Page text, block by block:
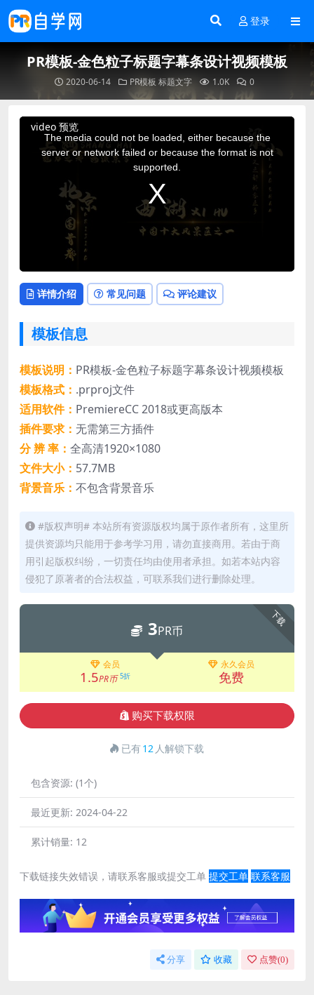
登录
PR模板-金色粒子标题字幕条设计视频模板
2020-06-14 PR模板 标题文字 1.0K 0
video 预览
This
The media could not be loaded, either because the
server or network failed or because the format is not
supported.
详情介绍 常见问题 评论建议
模板信息
模板说明： PR模板-金色粒子标题字幕条设计视频模板
模板格式： .prproj文件
适用软件： PremiereCC 2018或更高版本
插件要求： 无需第三方插件
分 辨 率： 全高清1920×1080
文件大小： 57.7MB
背景音乐： 不包含背景音乐
#版权声明# 本站所有资源版权均属于原作者所有，这里所
提供资源均只能用于参考学习用，请勿直接商用。若由于商
用引起版权纠纷，一切责任均由使用者承担。如若本站内容
侵犯了原著者的合法权益，可联系我们进行删除处理。
下载
3PR币
会员
1.5PR币 5折
永久会员
免费
购买下载权限
已有12 人解锁下载
包含资源: (1个)
最近更新: 2024-04-22
累计销量: 12
下载链接失效错误，请联系客服或提交工单 提交工单 联系客服
分享 收藏 点赞(0)